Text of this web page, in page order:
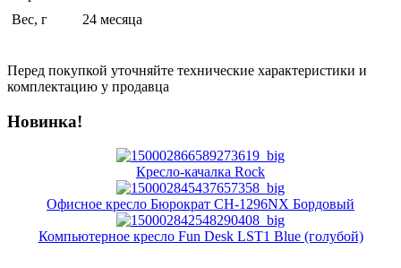
Вес, г
24 месяца
Перед покупкой уточняйте технические характеристики и
комплектацию у продавца
Новинка!
Кресло-качалка Rock
Офисное кресло Бюрократ CH-1296NX Бордовый
Компьютерное кресло Fun Desk LST1 Blue (голубой)